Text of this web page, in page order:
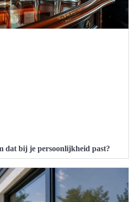
dat bij je persoonlijkheid past?